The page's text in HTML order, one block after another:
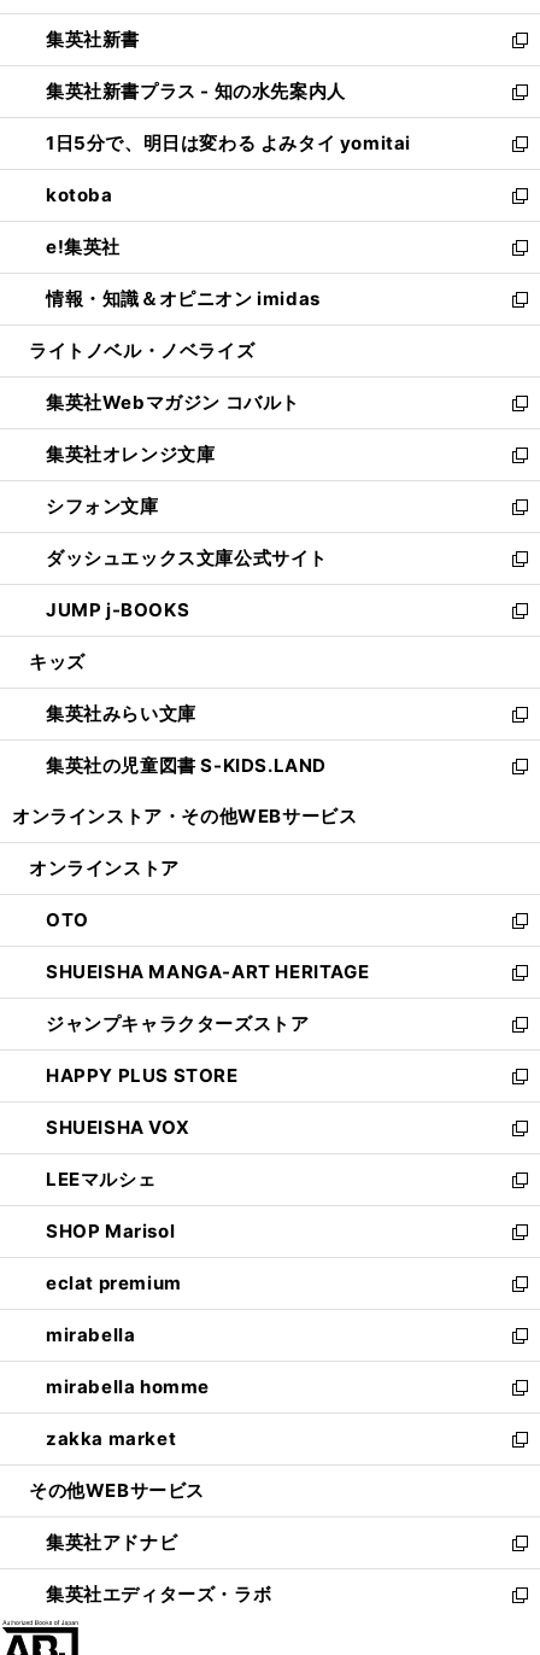
開
く
ウ
で
開
く
ウ
ィ
ン
ド
ウ
で
開
く
し
い
ウ
ィ
ン
ド
ウ
で
開
く
集英社新書
新
し
い
ウ
ィ
ン
ド
ウ
で
開
く
集英社新書プラス - 知の水先案内人
新
し
い
ウ
ィ
ン
ド
ウ
で
開
1日5分で、明日は変わる よみタイ yomitai
新
し
い
ウ
ィ
ン
ド
ウ
開
く
kotoba
新
し
い
ウ
ィ
ン
ウ
で
開
く
e!集英社
新
し
い
ウ
ン
ド
ウ
で
開
く
情報・知識＆オピニオン imidas
新
し
ウ
ィ
ン
ド
ウ
で
開
く
ライトノベル・ノベライズ
集英社Webマガジン コバルト
新
し
い
ウ
ィ
ン
ド
ウ
で
開
集英社オレンジ文庫
新
し
い
ウ
ィ
ン
ド
ウ
開
く
シフォン文庫
新
し
い
ウ
ィ
ン
ウ
で
開
く
ダッシュエックス文庫公式サイト
新
し
い
ウ
ン
ド
ウ
で
JUMP j-BOOKS
新
し
ウ
ィ
ン
ド
開
キッズ
集英社みらい文庫
新
し
い
ン
ウ
で
開
く
集英社の児童図書 S-KIDS.LAND
新
ウ
ン
ド
ウ
で
開
く
オンラインストア・ その他WEBサービス
オンラインストア
OTO
新
し
い
ウ
ィ
ン
ド
ウ
で
開
く
SHUEISHA MANGA-ART HERITAGE
新
し
い
ウ
ィ
ン
ド
ウ
で
開
く
ジャンプキャラクターズストア
新
し
い
ウ
ィ
ン
ド
ウ
で
開
く
HAPPY PLUS STORE
新
し
い
ウ
ィ
ン
ド
ウ
で
開
く
SHUEISHA VOX
新
し
い
ウ
ィ
ン
ド
ウ
で
開
く
LEEマルシェ
新
し
い
ウ
ィ
ン
ド
ウ
で
開
く
SHOP Marisol
新
し
い
ウ
ィ
ン
ド
ウ
で
開
eclat premium
新
し
い
ウ
ィ
ン
ド
ウ
開
く
mirabella
新
し
い
ウ
ィ
ン
ウ
で
開
く
mirabella homme
新
し
い
ウ
ン
ド
ウ
で
zakka market
新
し
ウ
ィ
ン
ド
その他WEBサービス
集英社アドナビ
新
し
い
集英社エディターズ・ラボ
新